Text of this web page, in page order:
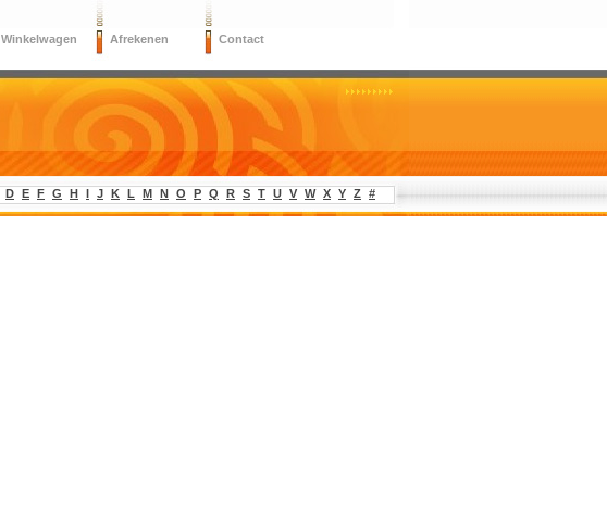
Winkelwagen Afrekenen Contact
D E F G H I J K L M N O P Q R S T U V W X Y Z #